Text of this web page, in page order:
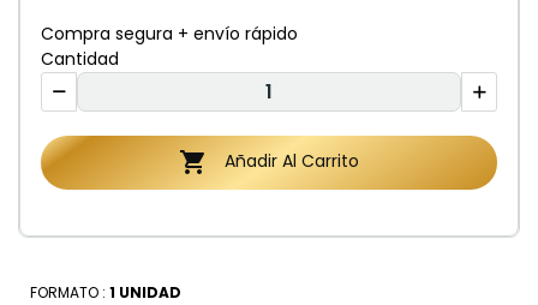
Compra segura + envío rápido
Cantidad
 Añadir Al Carrito
FORMATO : 1 UNIDAD